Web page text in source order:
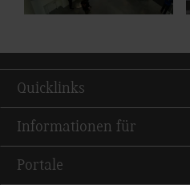
Quicklinks
Informationen für
Portale